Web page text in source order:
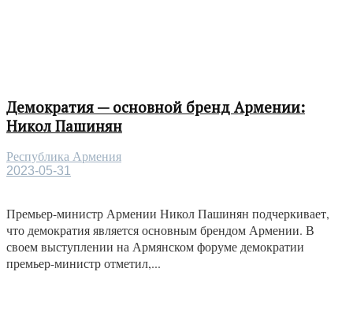
Демократия — основной бренд Армении:
Никол Пашинян
Республика Армения
2023-05-31
Премьер-министр Армении Никол Пашинян подчеркивает,
что демократия является основным брендом Армении. В
своем выступлении на Армянском форуме демократии
премьер-министр отметил,...